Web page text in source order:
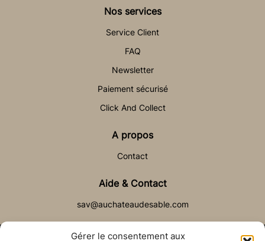
Gérer le consentement aux
Nos services
Service Client
FAQ
Newsletter
Paiement sécurisé
Click And Collect
A propos
Contact
Aide & Contact
sav@auchateaudesable.com